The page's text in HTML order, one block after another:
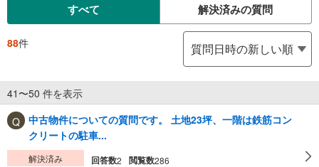
すべて 解決済みの質問
88件
41〜50 件を表示
中古物件についての質問です。 土地23坪、一階は鉄筋コン
クリートの駐車...
解決済み 回答数2 閲覧数286